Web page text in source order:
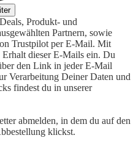
Produkt- und
Partnern, sowie
Trustpilot per E-Mail. Mit
dieser E-Mails ein. Du
den Link in jeder E-Mail
Verarbeitung Deiner Daten und
findest du in unserer
abmelden, in dem du auf den
klickst.